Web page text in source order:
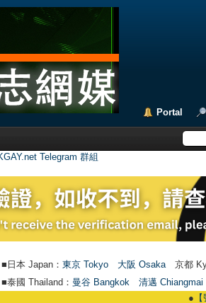
Portal
Telegram 群組
■日本 Japan： 東京 Tokyo 大阪 Osaka 京都
■泰國 Thailand： 曼谷 Bangkok
清邁 Chiangmai
【號